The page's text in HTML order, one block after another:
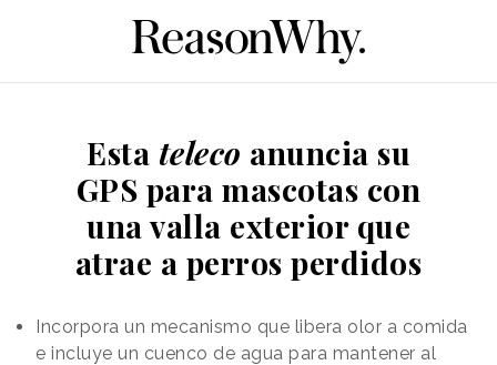
Esta teleco anuncia su
GPS para mascotas con
una valla exterior que
atrae a perros perdidos
Incorpora un mecanismo que libera olor a comida
e incluye un cuenco de agua para mantener al